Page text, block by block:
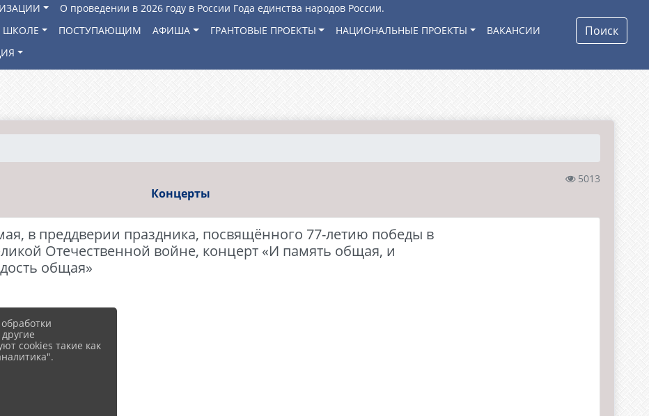
О проведении в 2026 году в России Года единства народов России.
ШКОЛЕ ПОСТУПАЮЩИМ АФИША ГРАНТОВЫЕ ПРОЕКТЫ НАЦИОНАЛЬНЫЕ ПРОЕКТЫ
ВАКАНСИИ
Поиск
5013
Концерты
в преддверии праздника, посвящённого 77-летию победы в
Отечественной войне, концерт «И память общая, и
общая»
cookies такие как